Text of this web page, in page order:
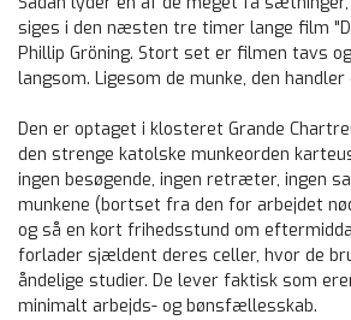
siges i den næsten tre timer lange film
Phillip Gröning. Stort set er filmen tavs
langsom. Ligesom de munke, den handler
Den er optaget i klosteret Grande
den strenge katolske munkeorden
ingen besøgende, ingen retræter, ingen
munkene (bortset fra den for arbejdet
og så en kort frihedsstund om
forlader sjældent deres celler, hvor de
åndelige studier. De lever faktisk som
minimalt arbejds- og bønsfællesskab.